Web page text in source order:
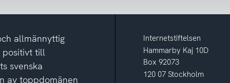
allmännyttig
positivt till
svenska
av toppdomänen
Internetstiftelsen
Hammarby Kaj 10D
Box 92073
120 07 Stockholm